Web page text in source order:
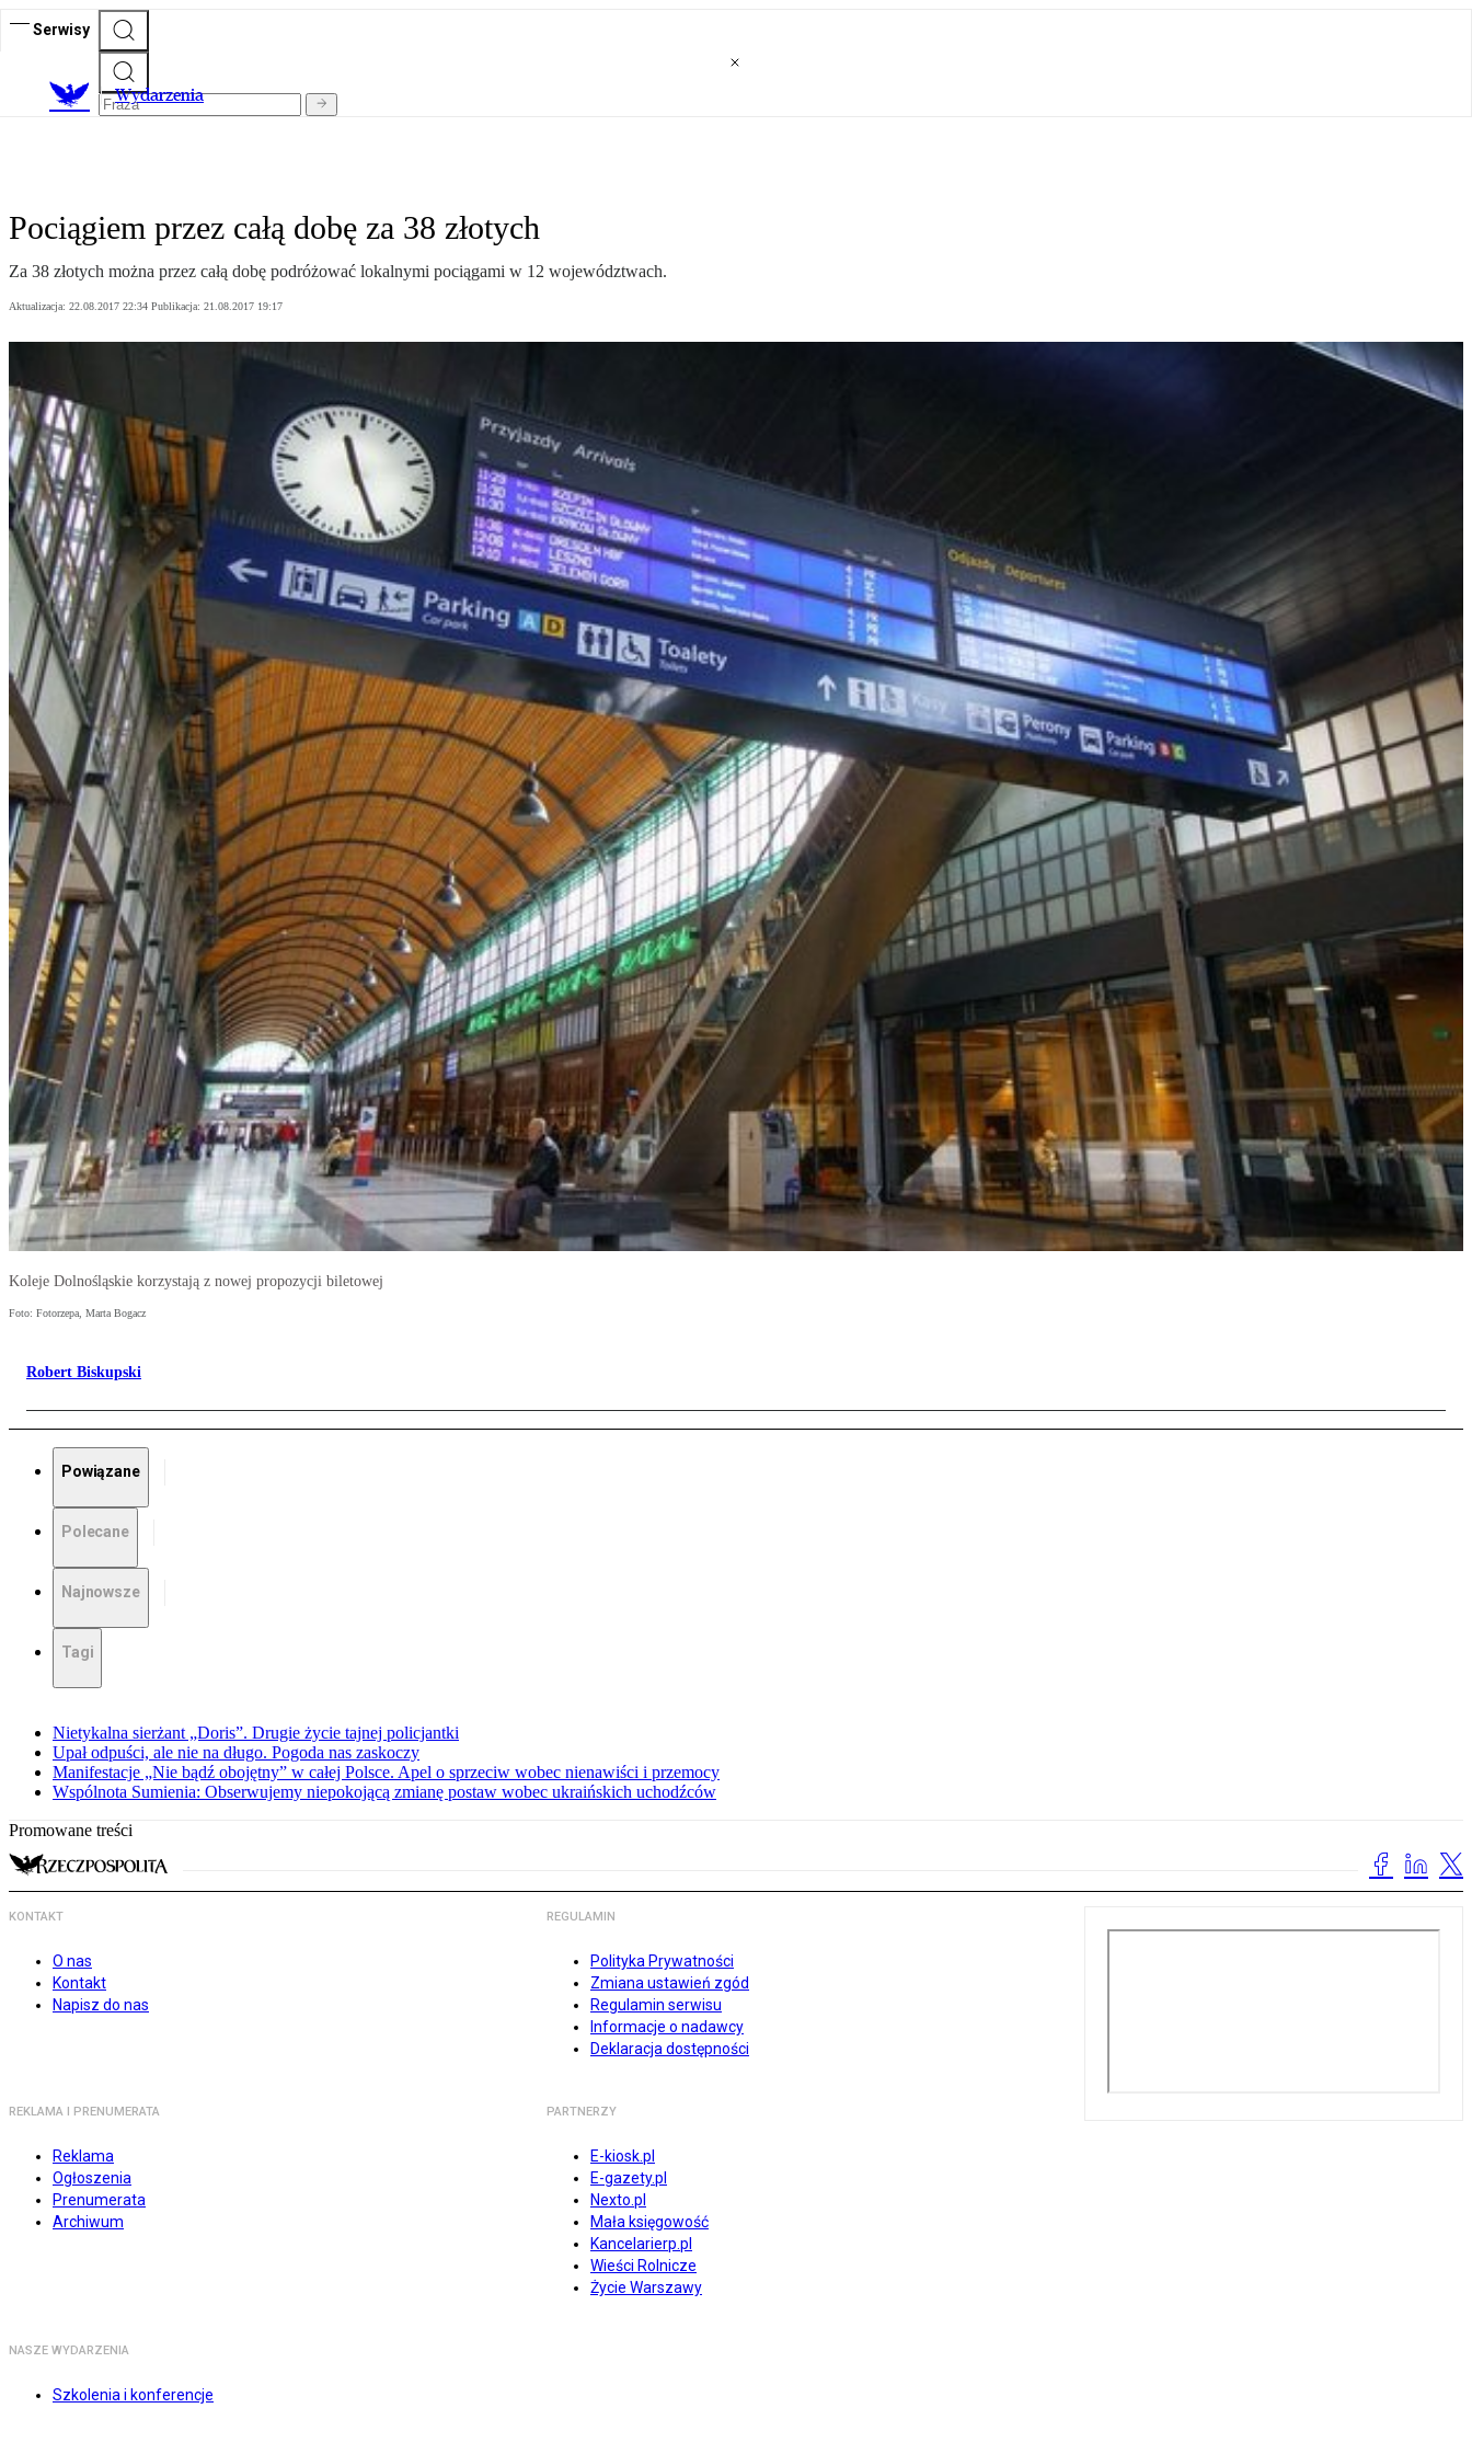
Serwisy
Wydarzenia
Pociągiem przez całą dobę za 38 złotych
Za 38 złotych można przez całą dobę podróżować lokalnymi pociągami w 12 województwach.
Aktualizacja: 22.08.2017 22:34 Publikacja: 21.08.2017 19:17
Koleje Dolnośląskie korzystają z nowej propozycji biletowej
Foto: Fotorzepa, Marta Bogacz
Robert Biskupski
Powiązane
Polecane
Najnowsze
Tagi
Nietykalna sierżant „Doris”. Drugie życie tajnej policjantki
Upał odpuści, ale nie na długo. Pogoda nas zaskoczy
Manifestacje „Nie bądź obojętny” w całej Polsce. Apel o sprzeciw wobec nienawiści i przemocy
Wspólnota Sumienia: Obserwujemy niepokojącą zmianę postaw wobec ukraińskich uchodźców
Promowane treści
KONTAKT
O nas
Kontakt
Napisz do nas
REGULAMIN
Polityka Prywatności
Zmiana ustawień zgód
Regulamin serwisu
Informacje o nadawcy
Deklaracja dostępności
REKLAMA I PRENUMERATA
Reklama
Ogłoszenia
Prenumerata
Archiwum
PARTNERZY
E-kiosk.pl
E-gazety.pl
Nexto.pl
Mała księgowość
Kancelarierp.pl
Wieści Rolnicze
Życie Warszawy
NASZE WYDARZENIA
Szkolenia i konferencje